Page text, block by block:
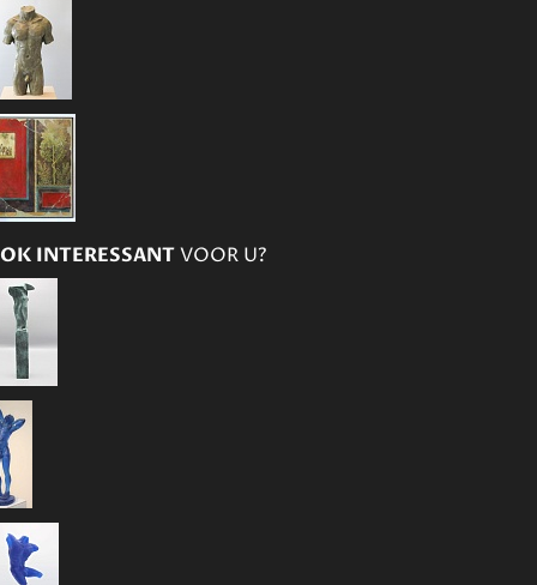
INTERESSANTVOOR U?